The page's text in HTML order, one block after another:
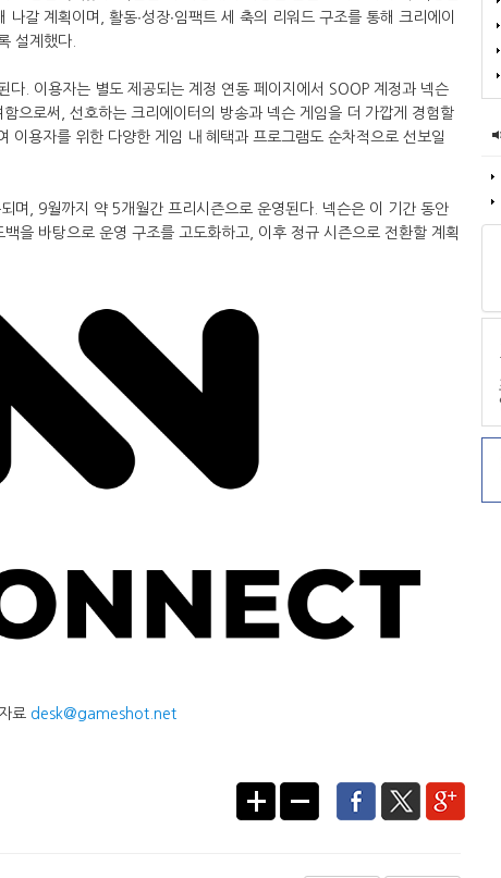
갈 계획이며, 활동∙성장∙임팩트 세 축의 리워드 구조를 통해 크리에이
설계했다.
다. 이용자는 별도 제공되는 계정 연동 페이지에서 SOOP 계정과 넥슨
함으로써, 선호하는 크리에이터의 방송과 넥슨 게임을 더 가깝게 경험할
이용자를 위한 다양한 게임 내 혜택과 프로그램도 순차적으로 선보일
며, 9월까지 약 5개월간 프리시즌으로 운영된다. 넥슨은 이 기간 동안
을 바탕으로 운영 구조를 고도화하고, 이후 정규 시즌으로 전환할 계획
료 desk@gameshot.net